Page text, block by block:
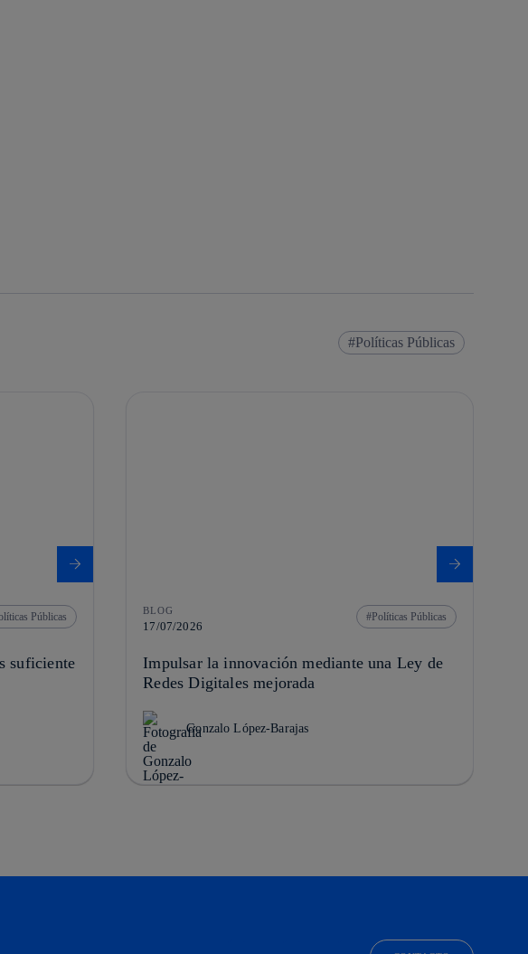
Políticas Públicas
Públicas
suficiente
BLOG
17/07/2026
Políticas Públicas
Impulsar la innovación mediante una Ley de
Redes Digitales mejorada
Gonzalo López-Barajas